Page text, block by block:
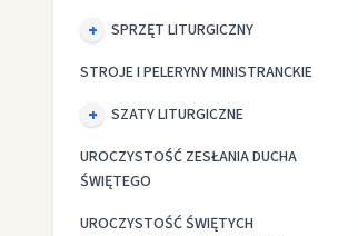
SPRZĘT LITURGICZNY
STROJE I PELERYNY MINISTRANCKIE
SZATY LITURGICZNE
UROCZYSTOŚĆ ZESŁANIA DUCHA
ŚWIĘTEGO
UROCZYSTOŚĆ ŚWIĘTYCH